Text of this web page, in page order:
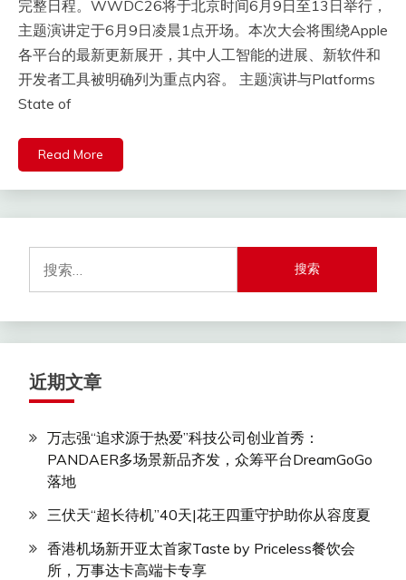
完整日程。WWDC26将于北京时间6月9日至13日举行，
主题演讲定于6月9日凌晨1点开场。本次大会将围绕Apple
各平台的最新更新展开，其中人工智能的进展、新软件和
开发者工具被明确列为重点内容。 ​主题演讲与Platforms
State of
Read More
索：
近期文章
万志强“追求源于热爱”科技公司创业首秀：
PANDAER多场景新品齐发，众筹平台DreamGoGo
落地
三伏天“超长待机”40天|花王四重守护助你从容度夏
香港机场新开亚太首家Taste by Priceless餐饮会
所，万事达卡高端卡专享